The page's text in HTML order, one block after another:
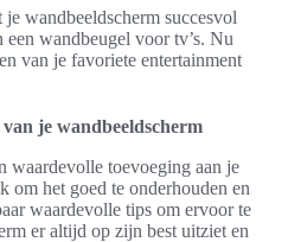
wandbeeldscherm succesvol
wandbeugel voor tv’s. Nu
van je favoriete entertainment
je wandbeeldscherm
waardevolle toevoeging aan je
om het goed te onderhouden en
waardevolle tips om ervoor te
er altijd op zijn best uitziet en